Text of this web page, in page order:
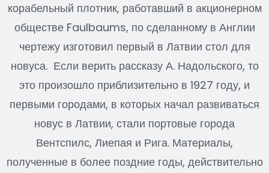
корабельный плотник, работавший в акционерном
обществе Faulbaums, по сделанному в Англии
чертежу изготовил первый в Латвии стол для
новуса. Если верить рассказу А. Надольского, то
это произошло приблизительно в 1927 году, и
первыми городами, в которых начал развиваться
новус в Латвии, стали портовые города
Вентспилс, Лиепая и Рига. Материалы,
полученные в более поздние годы, действительно